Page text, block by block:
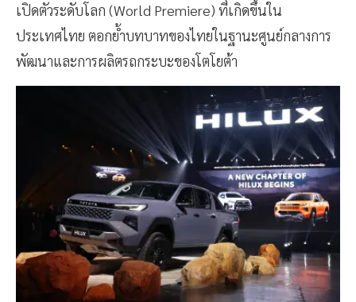
เปิดตัวระดับโลก (World Premiere) ที่เกิดขึ้นใน
ประเทศไทย ตอกย้ำบทบาทของไทยในฐานะศูนย์กลางการ
พัฒนาและการผลิตรถกระบะของโตโยต้า